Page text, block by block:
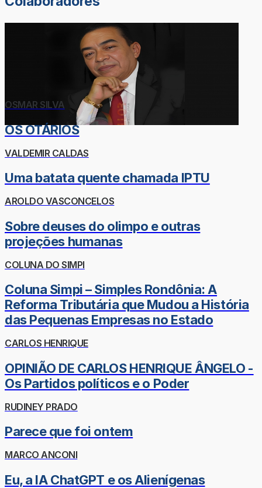
OSMAR SILVA
OS OTÁRIOS
VALDEMIR CALDAS
Uma batata quente chamada IPTU
AROLDO VASCONCELOS
Sobre deuses do olimpo e outras
projeções humanas
COLUNA DO SIMPI
Coluna Simpi – Simples Rondônia: A
Reforma Tributária que Mudou a História
das Pequenas Empresas no Estado
CARLOS HENRIQUE
OPINIÃO DE CARLOS HENRIQUE ÂNGELO -
Os Partidos políticos e o Poder
RUDINEY PRADO
Parece que foi ontem
MARCO ANCONI
Eu, a IA ChatGPT e os Alienígenas